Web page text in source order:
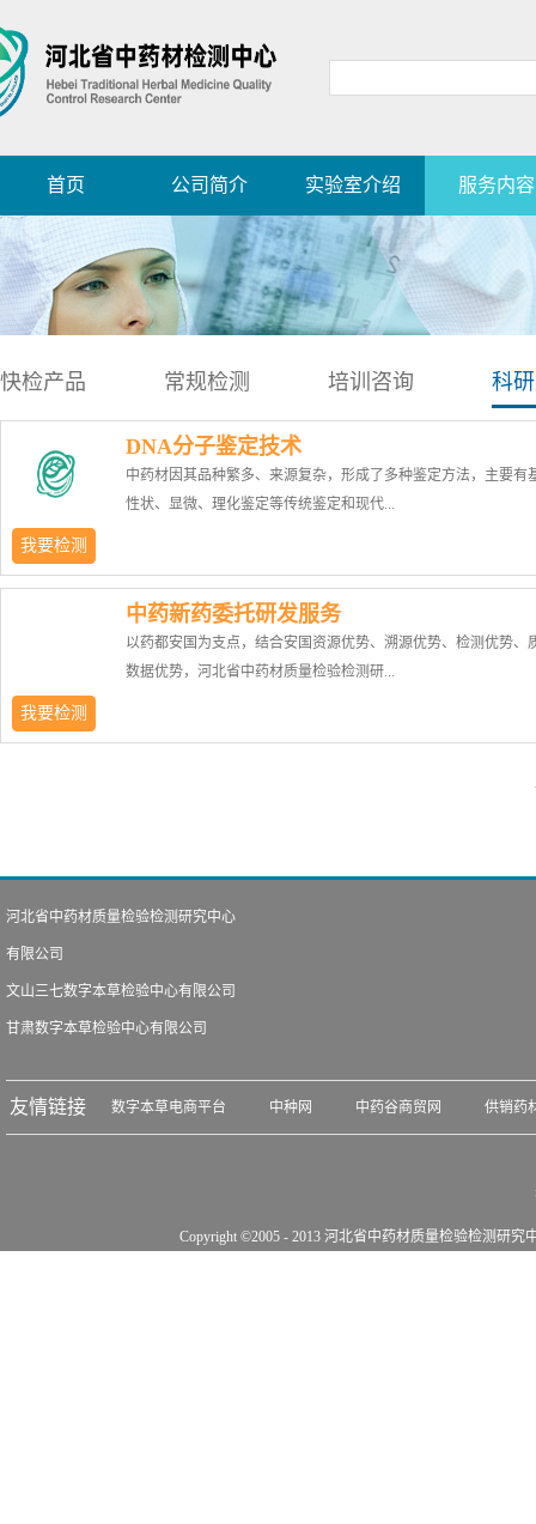
首页 公司简介 实验室介绍 服务内容
快检产品 常规检测 培训咨询 科
我要检测
DNA分子鉴定技术
中药材因其品种繁多、来源复杂，形成了多种鉴定方法，主要有
性状、显微、理化鉴定等传统鉴定和现代...
鉴定方法。DNA条形码技术作为传统鉴定方法的有效补充，现已
到2015版《中国药典》的指导原则中，广泛用于中药材及部分饮
种鉴定。中药材DNA条形码鉴定技术引进于中国中医科学院中药
所，它是应用分子生物学方法进行的一项用于中药材真伪鉴别的
柴胡等易混品种的鉴定问题。1.1适用范围1) 根茎类药材，如人
等； 5) 动物类药材：如蟾皮、鹿茸等； 6) 真菌类药材：如灵芝
夏草等； 1.2技术优点1) 所需药材量较少，小于100mg，尤其适用
种植药材的真实性；4) 可采药材其他部位进行检测，适用于贵重
如通过检测人参叶来保障人参的真实性。5) 以药...
我要检测
中药新药委托研发服务
以药都安国为支点，结合安国资源优势、溯源优势、检测优势、
数据优势，河北省中药材质量检验检测研...
发；ü 同名同方研发；ü 经典名方研发；ü 中药品种保护研究；ü
河北省中药材质量检验检测研究中心
有限公司
文山三七数字本草检验中心有限公司
甘肃数字本草检验中心有限公司
友情链接 数字本草电商平台 中种网 中药谷商贸网 供销药
Copyright ©2005 - 2013 河北省中药材质量检验检测研究